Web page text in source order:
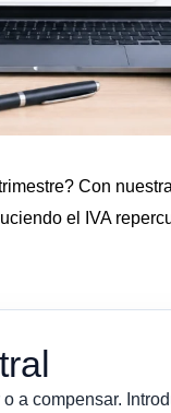
Con
el IVA
a compensar.